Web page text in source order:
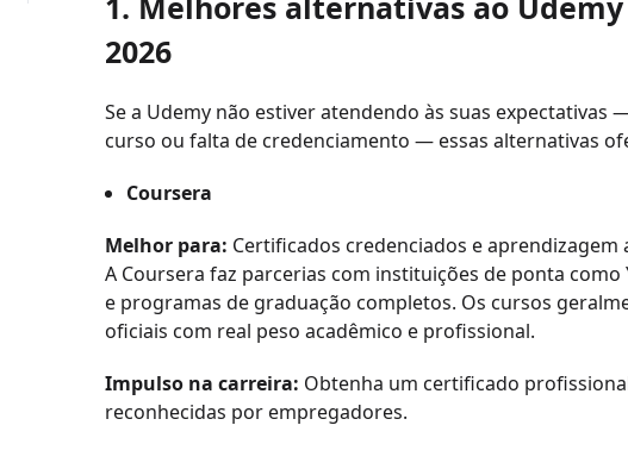
2026
Se a Udemy não estiver atendendo às suas
curso ou falta de credenciamento — essas alternativas
Coursera
Melhor para: Certificados credenciados e
A Coursera faz parcerias com instituições de ponta
e programas de graduação completos. Os cursos
oficiais com real peso acadêmico e profissional.
Impulso na carreira: Obtenha um certificado
reconhecidas por empregadores.